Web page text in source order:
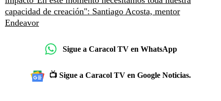
capacidad de creación": Santiago Acosta, mentor
Endeavor
Sigue a Caracol TV en WhatsApp
📺 Sigue a Caracol TV en Google Noticias.